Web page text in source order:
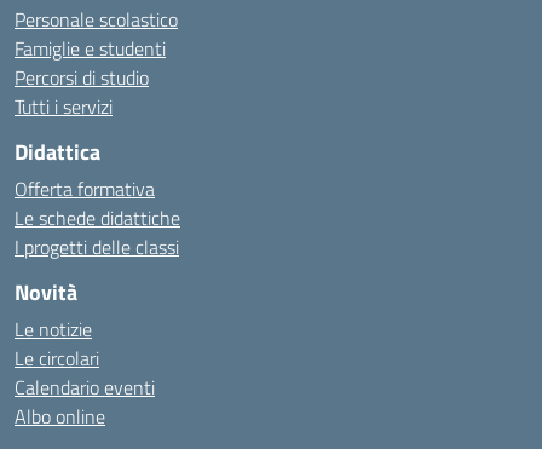
Personale scolastico
Famiglie e studenti
Percorsi di studio
Tutti i servizi
Didattica
Offerta formativa
Le schede didattiche
I progetti delle classi
Novità
Le notizie
Le circolari
Calendario eventi
Albo online